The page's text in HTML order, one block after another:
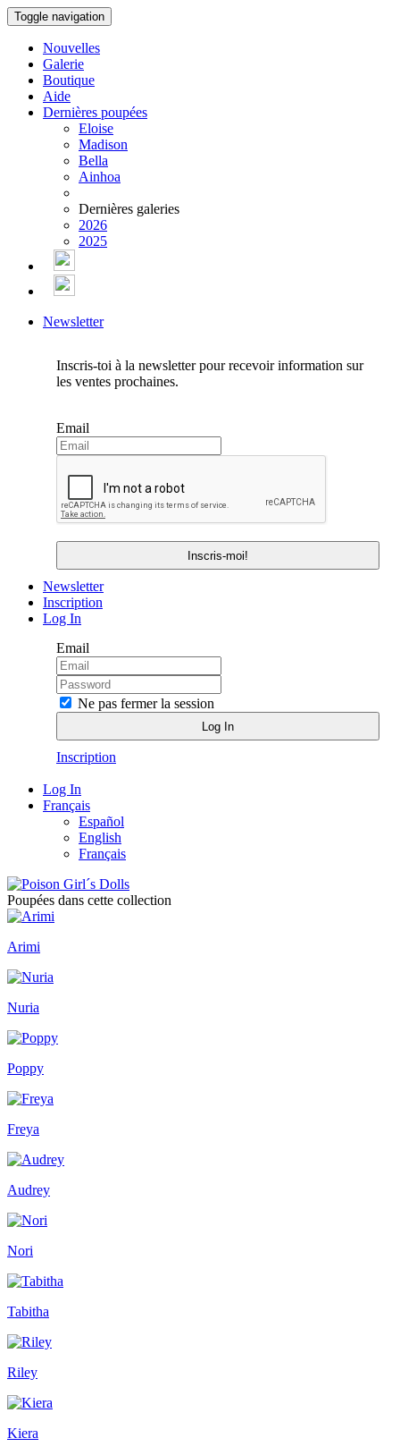
Toggle navigation
Nouvelles
Galerie
Boutique
Aide
Dernières poupées
Eloise
Madison
Bella
Ainhoa
Dernières galeries
2026
2025
Newsletter
Inscris-toi à la newsletter pour recevoir information sur
les ventes prochaines.
Email
Newsletter
Inscription
Log In
Email
Ne pas fermer la session
Inscription
Log In
Français
Español
English
Français
Poupées dans cette collection
Arimi
Nuria
Poppy
Freya
Audrey
Nori
Tabitha
Riley
Kiera